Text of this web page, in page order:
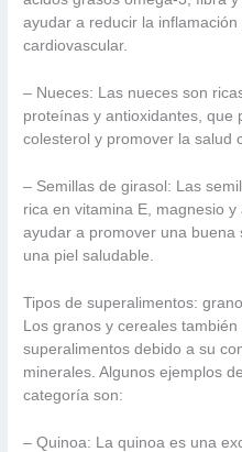
ayudar a reducir la
cardiovascular.
– Nueces: Las nueces son
proteínas y antioxidantes, que
colesterol y promover la salud
– Semillas de girasol: Las
rica en vitamina E, magnesio
ayudar a promover una
una piel saludable.
Tipos de superalimentos:
Los granos y cereales
superalimentos debido a su
minerales. Algunos ejemplos
categoría son:
– Quinoa: La quinoa es una